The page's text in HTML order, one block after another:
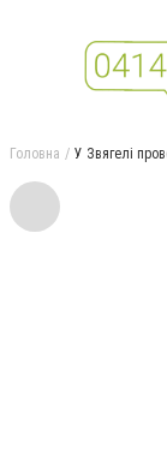
Головна У Звягелі